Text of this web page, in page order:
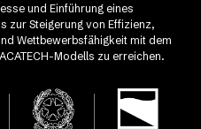
und Einführung eines
zur Steigerung von Effizienz,
Wettbewerbsfähigkeit mit dem
Modells zu erreichen.